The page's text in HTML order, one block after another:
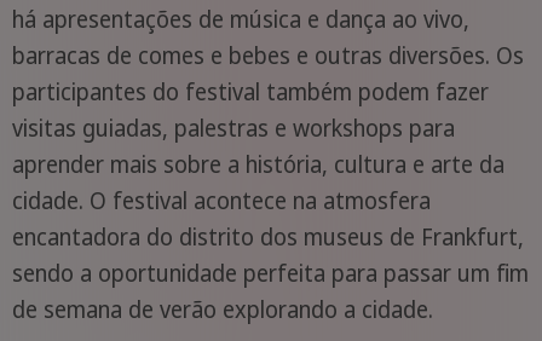
há apresentações de música e dança ao vivo,
barracas de comes e bebes e outras diversões. Os
participantes do festival também podem fazer
visitas guiadas, palestras e workshops para
aprender mais sobre a história, cultura e arte da
cidade. O festival acontece na atmosfera
encantadora do distrito dos museus de Frankfurt,
sendo a oportunidade perfeita para passar um fim
de semana de verão explorando a cidade.